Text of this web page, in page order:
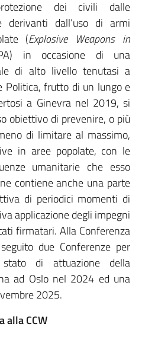
dei civili dalle
derivanti dall’uso di armi
(Explosive Weapons in
in occasione di una
di alto livello tenutasi a
Politica, frutto di un lungo e
a Ginevra nel 2019, si
obiettivo di prevenire, o più
di limitare al massimo,
in aree popolate, con le
umanitarie che esso
contiene anche una parte
di periodici momenti di
applicazione degli impegni
firmatari. Alla Conferenza
due Conferenze per
di attuazione della
ad Oslo nel 2024 ed una
2025.
alla CCW